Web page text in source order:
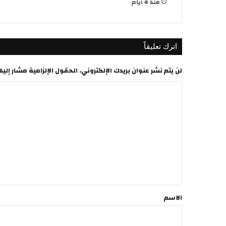
اترك تعليقاً
لن يتم نشر عنوان بريدك الإلكتروني. الحقول الإلزامية مشار
*
الاسم